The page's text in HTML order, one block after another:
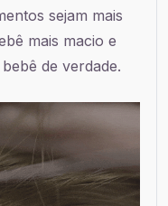
sejam mais
mais macio e
de verdade.